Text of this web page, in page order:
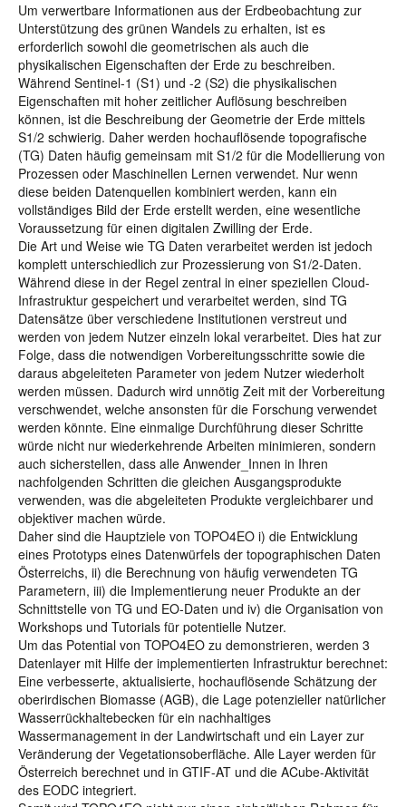
Um verwertbare Informationen aus der Erdbeobachtung zur
Unterstützung des grünen Wandels zu erhalten, ist es
erforderlich sowohl die geometrischen als auch die
physikalischen Eigenschaften der Erde zu beschreiben.
Während Sentinel-1 (S1) und -2 (S2) die physikalischen
Eigenschaften mit hoher zeitlicher Auflösung beschreiben
können, ist die Beschreibung der Geometrie der Erde mittels
S1/2 schwierig. Daher werden hochauflösende topografische
(TG) Daten häufig gemeinsam mit S1/2 für die Modellierung von
Prozessen oder Maschinellen Lernen verwendet. Nur wenn
diese beiden Datenquellen kombiniert werden, kann ein
vollständiges Bild der Erde erstellt werden, eine wesentliche
Voraussetzung für einen digitalen Zwilling der Erde.
Die Art und Weise wie TG Daten verarbeitet werden ist jedoch
komplett unterschiedlich zur Prozessierung von S1/2-Daten.
Während diese in der Regel zentral in einer speziellen Cloud-
Infrastruktur gespeichert und verarbeitet werden, sind TG
Datensätze über verschiedene Institutionen verstreut und
werden von jedem Nutzer einzeln lokal verarbeitet. Dies hat zur
Folge, dass die notwendigen Vorbereitungsschritte sowie die
daraus abgeleiteten Parameter von jedem Nutzer wiederholt
werden müssen. Dadurch wird unnötig Zeit mit der Vorbereitung
verschwendet, welche ansonsten für die Forschung verwendet
werden könnte. Eine einmalige Durchführung dieser Schritte
würde nicht nur wiederkehrende Arbeiten minimieren, sondern
auch sicherstellen, dass alle Anwender_Innen in Ihren
nachfolgenden Schritten die gleichen Ausgangsprodukte
verwenden, was die abgeleiteten Produkte vergleichbarer und
objektiver machen würde.
Daher sind die Hauptziele von TOPO4EO i) die Entwicklung
eines Prototyps eines Datenwürfels der topographischen Daten
Österreichs, ii) die Berechnung von häufig verwendeten TG
Parametern, iii) die Implementierung neuer Produkte an der
Schnittstelle von TG und EO-Daten und iv) die Organisation von
Workshops und Tutorials für potentielle Nutzer.
Um das Potential von TOPO4EO zu demonstrieren, werden 3
Datenlayer mit Hilfe der implementierten Infrastruktur berechnet:
Eine verbesserte, aktualisierte, hochauflösende Schätzung der
oberirdischen Biomasse (AGB), die Lage potenzieller natürlicher
Wasserrückhaltebecken für ein nachhaltiges
Wassermanagement in der Landwirtschaft und ein Layer zur
Veränderung der Vegetationsoberfläche. Alle Layer werden für
Österreich berechnet und in GTIF-AT und die ACube-Aktivität
des EODC integriert.